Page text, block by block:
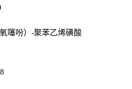
噻吩）-聚苯乙烯磺酸